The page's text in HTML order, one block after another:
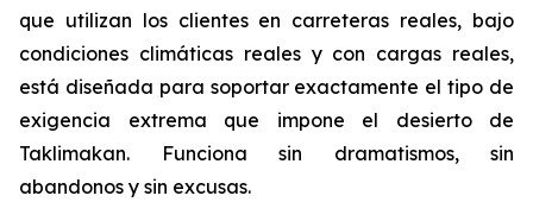
que utilizan los clientes en carreteras reales, bajo
condiciones climáticas reales y con cargas reales,
está diseñada para soportar exactamente el tipo de
exigencia extrema que impone el desierto de
Taklimakan. Funciona sin dramatismos, sin
abandonos y sin excusas.